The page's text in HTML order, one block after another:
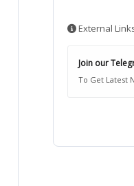
External
Join our
To Get Latest